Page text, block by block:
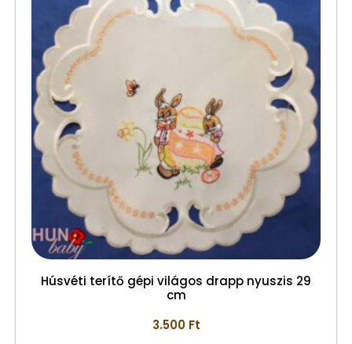
Húsvéti terítő gépi világos drapp nyuszis 29
cm
3.500 Ft